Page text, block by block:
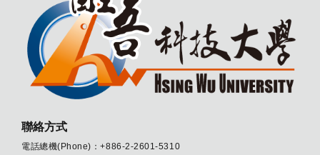
聯絡方式
電話總機(Phone)：+886-2-2601-5310